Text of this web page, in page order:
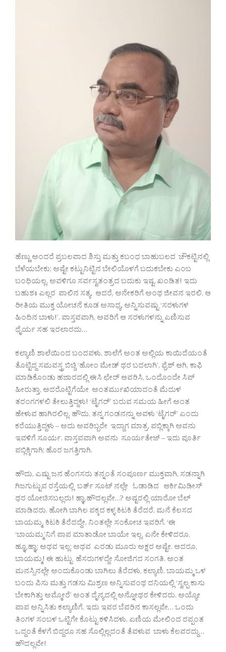
ಹೆಣ್ಣು ಅಂದರೆ ಪ್ರಬಲವಾದ ಶಿಸ್ತು ಮತ್ತು ಕಬಂಧ ಬಾಹುಬಲದ ಚೌಕಟ್ಟಿನಲ್ಲಿ
ಬೆಳೆಯಬೇಕು; ಅಷ್ಟೇ ಕಟ್ಟುನಿಟ್ಟಿನ ಬೇಲಿಯೊಳಗೆ ಬದುಕಬೇಕು ಎಂಬ
ಬಂಧಿಯಲ್ಲ. ಅವಳಿಗೂ ಸರ್ವಸ್ವತಂತ್ರದ ಬದುಕು ಇಷ್ಟ. ಖಂಡಿತ! ಇದು
ಬಹುಶಃ ಎಲ್ಲರ ಪಾಲಿನ ಸತ್ಯ. ಆದರೆ, ಅನೇಕರಿಗೆ ಅಂಥ ಜೀವನ ಇರಲಿ, ಆ
ರೀತಿಯ ಮುಕ್ತ ಯೋಚನೆ ಕೂಡ ಅಸಾಧ್ಯ, ಅನ್ನಿಸುವಷ್ಟು ‘ಸರಳುಗಳ
ಹಿಂದಿನ ಬಾಳು!’. ವಾಸ್ತವವಾಗಿ, ಅವರಿಗೆ ಆ ಸರಳುಗಳನ್ನು ಎಣಿಸುವ
ಧೈರ್ಯ ಸಹ ಇರಲಾರದು…
ಕಲ್ಯಾಣಿ ಶಾಲೆಯಿಂದ ಬಂದವಳು, ಶಾಲೆಗೆ ಅಂತ ಅಲ್ಲಿಯ ಕಾಯಿದೆಯಂತೆ
ತೊಟ್ಟಿದ್ದ ಸಮವಸ್ತ್ರ ಬಿಚ್ಚಿ ‘ಹೋಂ ಮೇಡ್ ಥರ ಬದಲಾಗಿ’, ಫ್ರೆಶ್ ಆಗಿ, ಕಾಫಿ
ಮಾಡಿಕೊಂಡು ಹಜಾರದಲ್ಲಿ ಈಸಿ ಛೇರ್ ಆವರಿಸಿ, ಒಂದೊಂದೇ ಸಿಪ್
ಹೀರುತ್ತಾ, ಅದರೊಟ್ಟಿಗೆಯೇ ಅಂತರ್ಮುಖಿಯಾದಂತೆ ಮೆದುಳ
ತರಂಗಗಳಲಿ ತೇಲುತ್ತಿದ್ದಳು! ‘ಟೈಗರ್’ ಬರುವ ಸಮಯ ಹೀಗೆ ಅಂತ
ಹೇಳುವ ಹಾಗಿರಲಿಲ್ಲ. ಹೌದು, ತನ್ನ ಗಂಡನನ್ನು ಅವಳು ‘ಟೈಗರ್’ ಎಂದು
ಕರೆಯುತ್ತಿದ್ದಳು – ಅದು ಅವರಿಬ್ಬರೇ ಇದ್ದಾಗ ಮಾತ್ರ. ಪಬ್ಲಿಕ್ಕಾಗಿ ಅವನು
ಇವಳಿಗೆ ಸೂರ್ಯ. ವಾಸ್ತವವಾಗಿ ಅವನು ಸೂರ್ಯತೇಜ್ – ಇದು ಪೂರ್ತಿ
ಪಬ್ಲಿಕ್ಕಿಗಾಗಿ; ಹೊರ ಜಗತ್ತಿಗಾಗಿ.
ಹೌದು, ಎಷ್ಟು ಜನ ಹೆಂಗಸರು ತನ್ನಂತೆ ಸಂಪೂರ್ಣ ಮುಕ್ತವಾಗಿ, ಸಡನ್ನಾಗಿ
ಗಿಜಗುಟ್ಟುವ ರಸ್ತೆಯಲ್ಲಿ ಬರ್ತ್ ಸೂಟ್ ನಲ್ಲೇ ಓಡಾಡಿದ ಆರ್ಕಿಮಿಡೀಸ್
ಥರ ಯೋಚಿಸಬಲ್ಲರು! ಹ್ಞಾ,ಹೌದಲ್ಲವೇ…? ಅಷ್ಟರಲ್ಲಿ ಯಾರೋ ಬೆಲ್
ಮಾಡಿದರು. ಹೋಗಿ ಬಾಗಿಲ ಪಕ್ಕದ ಕಳ್ಳ ಕಿಟಕಿ ತೆರೆದರೆ, ಮನೆ ಕೆಲಸದ
ಬಾಯಮ್ಮ. ಕಿಟಕಿ ತೆರೆದದ್ದೇ, ನಿಂತಲ್ಲೇ ಸಂಕೋಚ ಇವರಿಗೆ. ‘ಈ
‘ಬಾಯಮ್ಮ’ನಿಗೆ ಪಾಪ ಮಾತಾಡೋ ಬಾಯೇ ಇಲ್ಲ. ಏನೇ ಕೇಳಿದರೂ,
ಹ್ಞೂ,ಹ್ಞಾ; ಅಥವ ಇಲ್ಲ; ಅಥವ ಎರಡು ಮೂರು ಅಕ್ಷರ ಅಷ್ಟೇ. ಆದರೂ,
ಬಾಯಮ್ಮ! ಈ ಹುಟ್ಟು ಹೆಸರುಗಳದ್ದೇ ಸೋಜಿಗದ ಸಂಗತಿ. ಅಂತ
ಮನಸ್ಸಿನಲ್ಲೇ ಅಂದುಕೊಂಡು ಬಾಗಿಲು ತೆರೆದಳು, ಕಲ್ಯಾಣಿ. ಬಾಯಮ್ಮ ಒಳ
ಬಂದು ಪಿಸು ಮತ್ತು ಗಡಸು ಮಿಶ್ರಣ ಅನ್ನಿಸುವಂಥ ದನಿಯಲ್ಲಿ ‘ಸ್ವಲ್ಪ ಕಾಸು
ಬೇಕಾಗಿತ್ತು ಅಮ್ಮೋರೆ’ ಅಂತ ದೈನ್ಯದಲ್ಲಿ ಅನ್ನೋಥರ ಕೇಳಿದರು. ಅಯ್ಯೋ
ಪಾಪ ಅನ್ನಿಸಿತು ಕಲ್ಯಾಣಿಗೆ. ಇದು ಇವರ ಬೆವರಿನ ಕಾಸಲ್ಲವೇ… ಒಂದು
ತಿಂಗಳ ಸಂಬಳ ಒಟ್ಟಿಗೇ ಕೊಟ್ಟು ಕಳಿಸಿದಳು. ಏಣಿಯ ಮೇಲಿಂದ ರಪ್ಪಂತ
ಒದ್ದಂತೆ ಕೆಳಗೆ ಬಿದ್ದರೂ ಸಹ ಸೊಲ್ಲಿಲ್ಲದಂತೆ ತೆವಳುವ ಬಾಳು ಕೆಲವರದ್ದು…
ಹೌದಲ್ಲವೇ!